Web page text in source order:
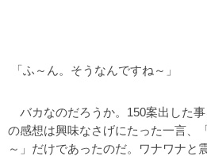
「ふ～ん。そうなんですね～」
バカなのだろうか。150案出した
の感想は興味なさげにたった一言、
～」だけであったのだ。ワナワナと